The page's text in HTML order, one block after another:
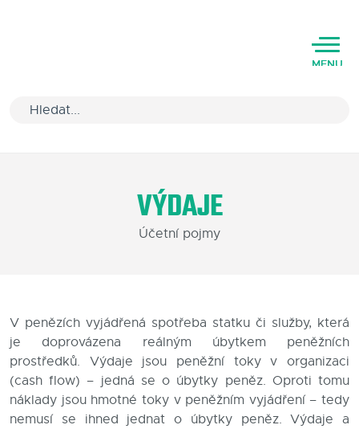
MENU
Varianty software
Kariéra
Partneři
Blog
Kontakty
VÝDAJE
Účetní pojmy
V penězích vyjádřená spotřeba statku či služby, která
je doprovázena reálným úbytkem peněžních
prostředků. Výdaje jsou peněžní toky v organizaci
(cash flow) – jedná se o úbytky peněz. Oproti tomu
náklady jsou hmotné toky v peněžním vyjádření – tedy
nemusí se ihned jednat o úbytky peněz. Výdaje a